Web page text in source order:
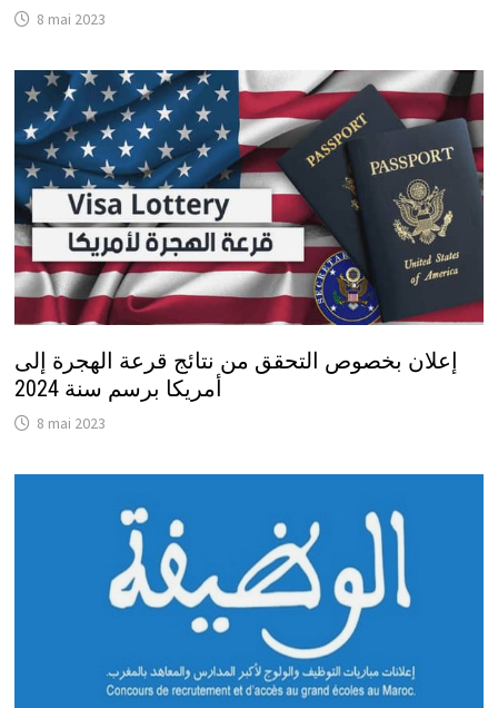
8 mai 2023
إعلان بخصوص التحقق من نتائج قرعة الهجرة إلى
أمريكا برسم سنة 2024
8 mai 2023